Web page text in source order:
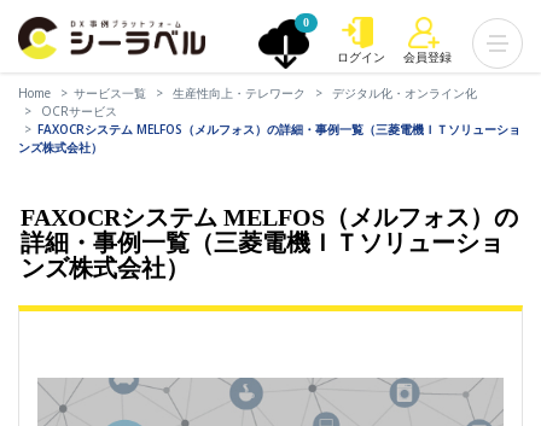
0
ログイン 会員登録
Home サービス一覧 生産性向上・テレワーク
デジタル化・オンライン化
OCRサービス
FAXOCRシステム MELFOS（メルフォス）の詳細・事例一覧（三菱電機ＩＴソリューショ
ンズ株式会社）
FAXOCRシステム MELFOS（メルフォス）の
詳細・事例一覧（三菱電機ＩＴソリューショ
ンズ株式会社）